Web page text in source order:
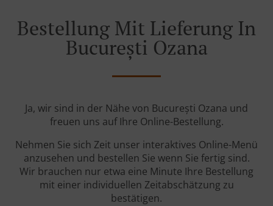
Bestellung Mit Lieferung In
București Ozana
Ja, wir sind in der Nähe von București Ozana und
freuen uns auf Ihre Online-Bestellung.
Nehmen Sie sich Zeit unser interaktives Online-Menü
anzusehen und bestellen Sie wenn Sie fertig sind.
Wir brauchen nur etwa eine Minute Ihre Bestellung
mit einer individuellen Zeitabschätzung zu
bestätigen.